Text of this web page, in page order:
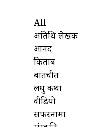
All
अतिथि लेखक
आनंद
किताबें
बातचीत
लघु कथा
वीडियो
सफरनामा